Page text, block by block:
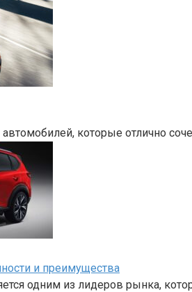
которые отлично
и преимущества
одним из лидеров рынка,